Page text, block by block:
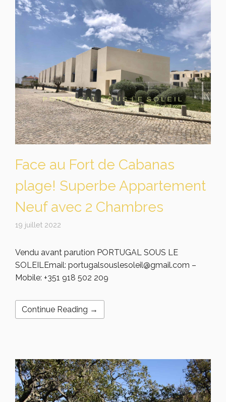
Face au Fort de Cabanas
plage! Superbe Appartement
Neuf avec 2 Chambres
19 juillet 2022
Vendu avant parution PORTUGAL SOUS LE
SOLEILEmail: portugalsouslesoleil@gmail.com –
Mobile: +351 918 502 209
Continue Reading →